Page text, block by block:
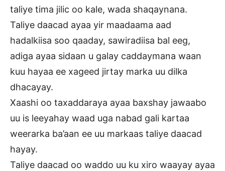
taliye tima jilic oo kale, wada shaqaynana.
Taliye daacad ayaa yir maadaama aad
hadalkiisa soo qaaday, sawiradiisa bal eeg,
adiga ayaa sidaan u galay caddaymana waan
kuu hayaa ee xageed jirtay marka uu dilka
dhacayay.
Xaashi oo taxaddaraya ayaa baxshay jawaabo
uu is leeyahay waad uga nabad gali kartaa
weerarka ba’aan ee uu markaas taliye daacad
hayay.
Taliye daacad oo waddo uu ku xiro waayay ayaa